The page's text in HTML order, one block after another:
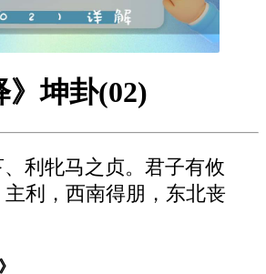
》坤卦(02)
利牝马之贞。君子有攸
利，西南得朋，东北丧